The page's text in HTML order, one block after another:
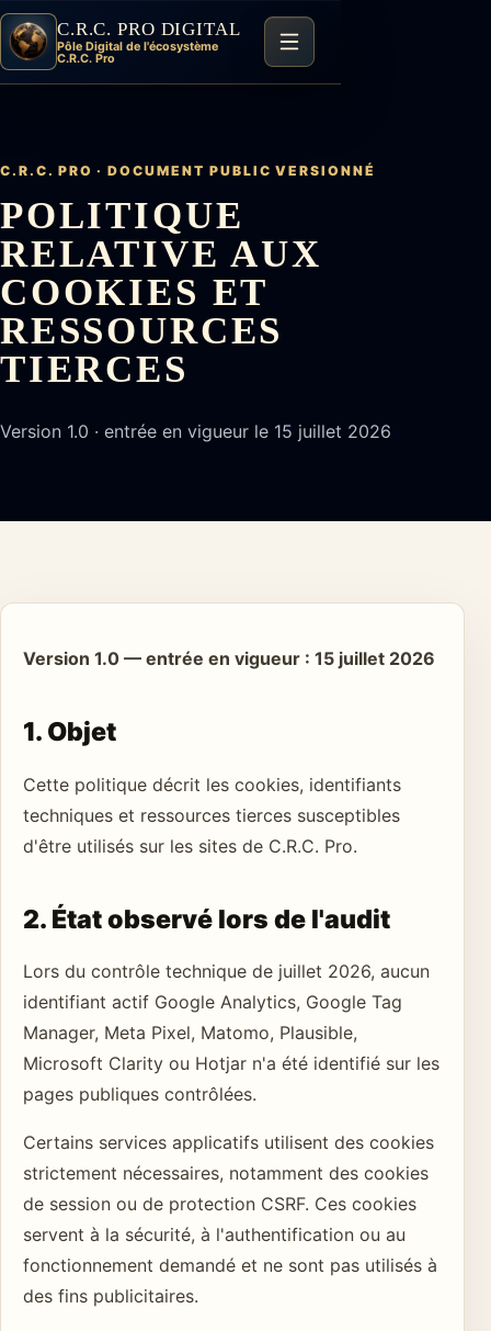
C.R.C. PRO DIGITAL
Pôle Digital de l'écosystème
C.R.C. Pro
C.R.C. PRO · DOCUMENT PUBLIC VERSIONNÉ
POLITIQUE
RELATIVE AUX
COOKIES ET
RESSOURCES
TIERCES
Version 1.0 · entrée en vigueur le 15 juillet 2026
Version 1.0 — entrée en vigueur : 15 juillet 2026
1. Objet
Cette politique décrit les cookies, identifiants
techniques et ressources tierces susceptibles
d'être utilisés sur les sites de C.R.C. Pro.
2. État observé lors de l'audit
Lors du contrôle technique de juillet 2026, aucun
identifiant actif Google Analytics, Google Tag
Manager, Meta Pixel, Matomo, Plausible,
Microsoft Clarity ou Hotjar n'a été identifié sur les
pages publiques contrôlées.
Certains services applicatifs utilisent des cookies
strictement nécessaires, notamment des cookies
de session ou de protection CSRF. Ces cookies
servent à la sécurité, à l'authentification ou au
fonctionnement demandé et ne sont pas utilisés à
des fins publicitaires.